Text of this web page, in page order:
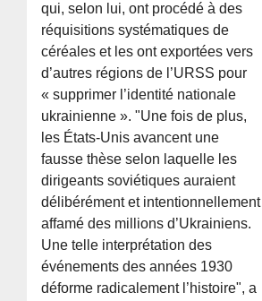
qui, selon lui, ont procédé à des
réquisitions systématiques de
céréales et les ont exportées vers
d’autres régions de l’URSS pour
« supprimer l’identité nationale
ukrainienne ». "Une fois de plus,
les États-Unis avancent une
fausse thèse selon laquelle les
dirigeants soviétiques auraient
délibérément et intentionnellement
affamé des millions d’Ukrainiens.
Une telle interprétation des
événements des années 1930
déforme radicalement l’histoire", a